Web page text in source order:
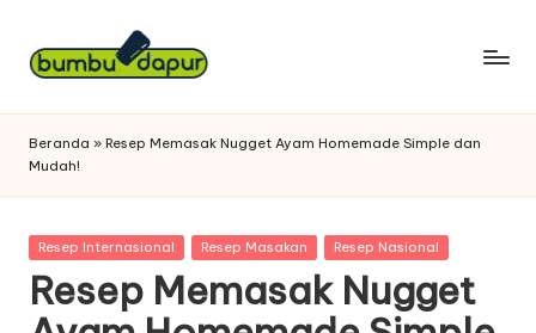
Skip
B
u
m
b
u
D
Untuk
Anda
Beranda » Resep Memasak Nugget Ayam Homemade Simple dan
Mudah!
Posted
Resep Internasional Resep Masakan Resep Nasional
Resep Memasak Nugget